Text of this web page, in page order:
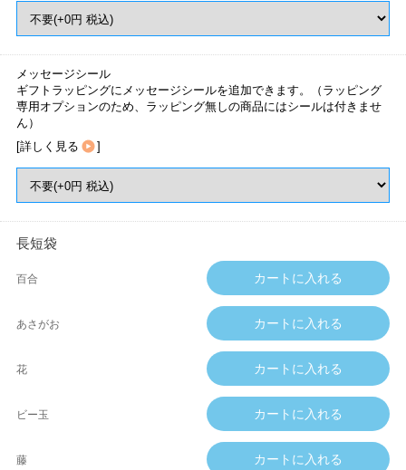
メッセージシール
ギフトラッピングにメッセージシールを追加できます。（ラッピング
専用オプションのため、ラッピング無しの商品にはシールは付きませ
ん）
[詳しく見る ]
長短袋
百合
あさがお
花
ビー玉
藤